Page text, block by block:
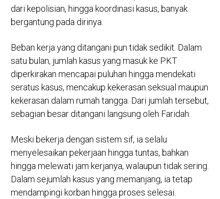
dari kepolisian, hingga koordinasi kasus, banyak
bergantung pada dirinya.
Beban kerja yang ditangani pun tidak sedikit. Dalam
satu bulan, jumlah kasus yang masuk ke PKT
diperkirakan mencapai puluhan hingga mendekati
seratus kasus, mencakup kekerasan seksual maupun
kekerasan dalam rumah tangga. Dari jumlah tersebut,
sebagian besar ditangani langsung oleh Faridah.
Meski bekerja dengan sistem sif, ia selalu
menyelesaikan pekerjaan hingga tuntas, bahkan
hingga melewati jam kerjanya, walaupun tidak sering.
Dalam sejumlah kasus yang memanjang, ia tetap
mendampingi korban hingga proses selesai.